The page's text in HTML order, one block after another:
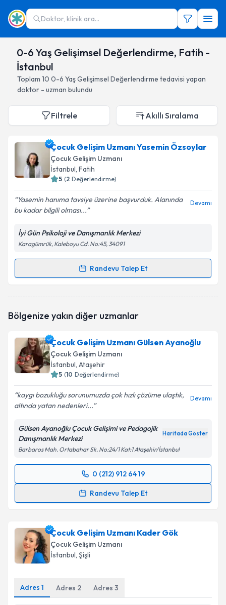
Doktor, klinik ara...
0-6 Yaş Gelişimsel Değerlendirme, Fatih -
İstanbul
Toplam 10 0-6 Yaş Gelişimsel Değerlendirme tedavisi yapan
doktor - uzman bulundu
Filtrele Akıllı Sıralama
Çocuk Gelişim Uzmanı Yasemin Özsoylar
Çocuk Gelişim Uzmanı
İstanbul, Fatih
5 (2 Değerlendirme)
Yasemin hanıma tavsiye üzerine başvurduk. Alanında
bu kadar bilgili olması...
Devamı
İyi Gün Psikoloji ve Danışmanlık Merkezi
Karagümrük, Kaleboyu Cd. No:45, 34091
Randevu Talep Et
Randevu Takvimi Talebi
randevu takvimi talebi oluşturun. Size bu uzmandan
posta ile bilgilendireceğiz.
E-posta Adresiniz
Kişisel verilerimin işlenmesine ilişkin
kapsamda işlenmesini kabul ediyorum.
Bölgenize yakın diğer uzmanlar
Çocuk Gelişim Uzmanı Gülsen Ayanoğlu
Çocuk Gelişim Uzmanı
İstanbul, Ataşehir
5 (10 Değerlendirme)
kaygı bozukluğu sorunumuzda çok hızlı çözüme ulaştık,
altında yatan nedenleri...
Devamı
Gülsen Ayanoğlu Çocuk Gelişimi ve Pedagojik
Danışmanlık Merkezi
Haritada Göster
Barbaros Mah. Ortabahar Sk. No:24/1 Kat:1 Ataşehir/İstanbul
0 (212) 912 64 19
Randevu Talep Et
Randevu Takvimi Talebi
randevu almanız için bir takvim hazırlandığında e-
posta ile bilgilendireceğiz.
E-posta Adresiniz
Çocuk Gelişim Uzmanı Kader Gök
Çocuk Gelişim Uzmanı
İstanbul, Şişli
Adres 1 Adres 2 Adres 3